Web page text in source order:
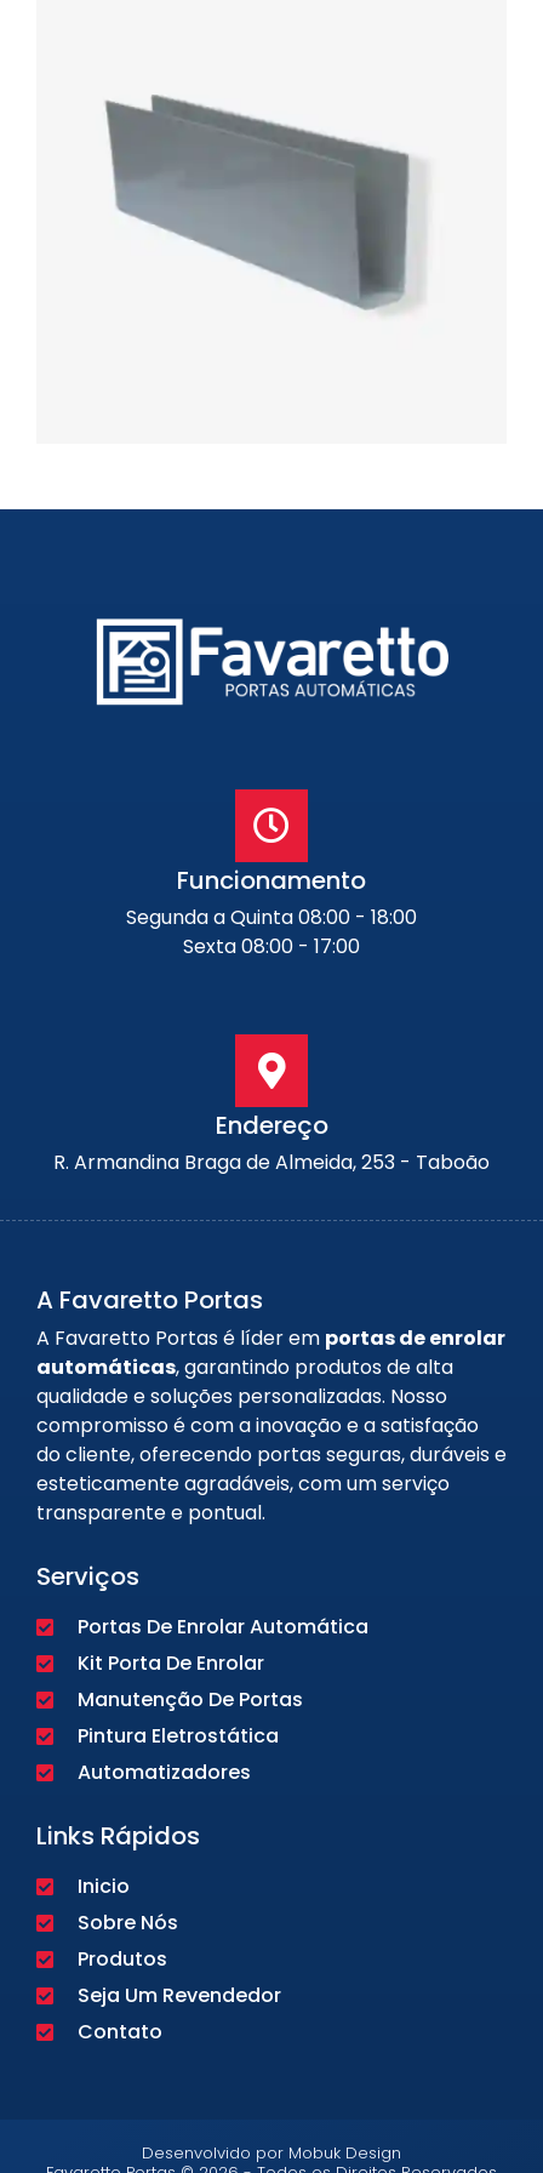
Portão de Garagem de
Enrolar em Teresópolis – RJ
Portão de Garagem de
Enrolar em São João de
Portão de Garagem de
Enrolar em Paraty – RJ
Portão de Garagem de
RJ
Funcionamento
Segunda a Quinta 08:00 - 18:00
Sexta 08:00 - 17:00
Endereço
R. Armandina Braga de Almeida, 253 - Taboão
A Favaretto Portas
A Favaretto Portas é líder em portas de enrolar
automáticas, garantindo produtos de alta
qualidade e soluções personalizadas. Nosso
compromisso é com a inovação e a satisfação
do cliente, oferecendo portas seguras, duráveis e
esteticamente agradáveis, com um serviço
transparente e pontual.
Serviços
Portas De Enrolar Automática
Kit Porta De Enrolar
Manutenção De Portas
Pintura Eletrostática
Automatizadores
Links Rápidos
Inicio
Sobre Nós
Produtos
Seja Um Revendedor
Contato
Desenvolvido por Mobuk Design